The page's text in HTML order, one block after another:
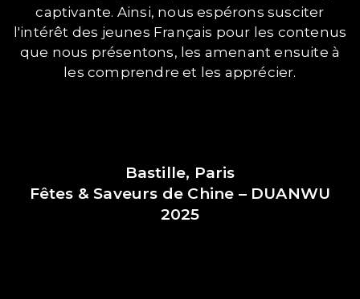
captivante. Ainsi, nous espérons susciter
l'intérêt des jeunes Français pour les contenus
que nous présentons, les amenant ensuite à
les comprendre et les apprécier.
Bastille, Paris
Fêtes & Saveurs de Chine – DUANWU
2025